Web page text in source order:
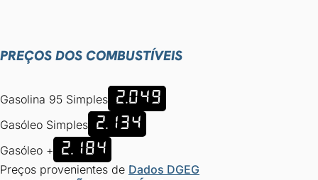
PREÇOS DOS COMBUSTÍVEIS
Gasolina 95 Simples 2.049
Gasóleo Simples 2.134
Gasóleo + 2.184
Preços provenientes de Dados DGEG